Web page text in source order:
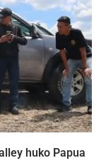
huko Papua